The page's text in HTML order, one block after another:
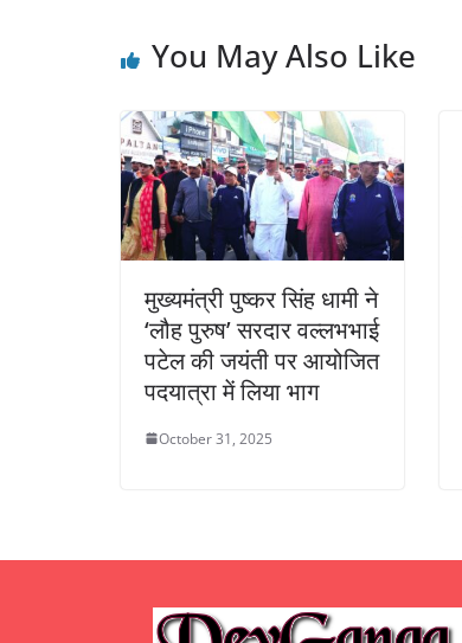
You May Also Like
मुख्यमंत्री पुष्कर सिंह धामी ने
‘लौह पुरुष’ सरदार वल्लभभाई
पटेल की जयंती पर आयोजित
पदयात्रा में लिया भाग
October 31, 2025